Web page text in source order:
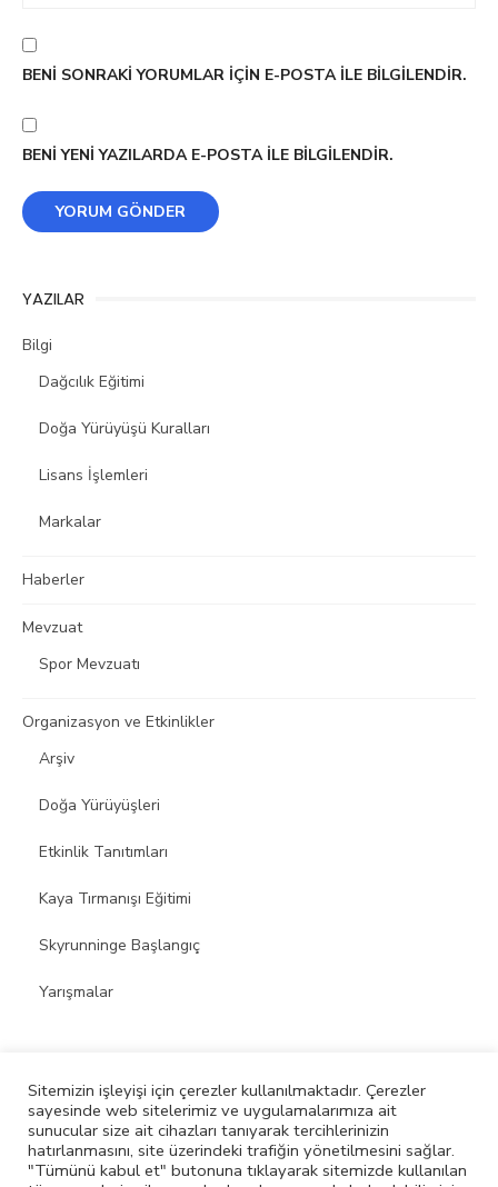
BENI SONRAKI YORUMLAR IÇIN E-POSTA ILE BILGILENDIR.
BENI YENI YAZILARDA E-POSTA ILE BILGILENDIR.
YAZILAR
Bilgi
Dağcılık Eğitimi
Doğa Yürüyüşü Kuralları
Lisans İşlemleri
Markalar
Haberler
Mevzuat
Spor Mevzuatı
Organizasyon ve Etkinlikler
Arşiv
Doğa Yürüyüşleri
Etkinlik Tanıtımları
Kaya Tırmanışı Eğitimi
Skyrunninge Başlangıç
Yarışmalar
© 2026 Skyrunning Spor Kulübü
Powered by WordPress / Theme by Design Lab
Sitemizin işleyişi için çerezler kullanılmaktadır. Çerezler
sayesinde web sitelerimiz ve uygulamalarımıza ait
sunucular size ait cihazları tanıyarak tercihlerinizin
hatırlanmasını, site üzerindeki trafiğin yönetilmesini sağlar.
"Tümünü kabul et" butonuna tıklayarak sitemizde kullanılan